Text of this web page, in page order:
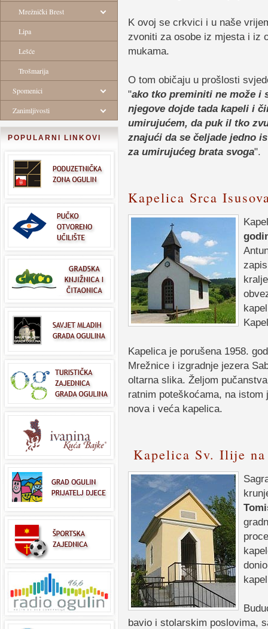
Mrežnički Brest
Lipa
Lešće
Trošmarija
Spomenici
Zanimljivosti
POPULARNI LINKOVI
K ovoj se crkvici i u naše
zvoniti za osobe iz mjesta i iz
mukama.
O tom običaju u prošlosti
"ako tko preminiti ne može i
njegove dojde tada kapeli i
umirujućem, da puk il tko
znajući da se čeljade jedno
za umirujućeg brata svoga".
Kapelica Srca
Kapelica je porušena 1958.
Mrežnice i izgradnje jezera
oltarna slika. Željom
ratnim poteškoćama, na istom
nova i veća kapelica.
Kapelica Sv. Ilije
bavio i stolarskim poslovima,